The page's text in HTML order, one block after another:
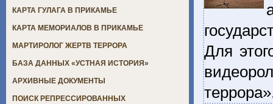
Для
КАРТА ГУЛАГА В ПРИКАМЬЕ
КАРТА МЕМОРИАЛОВ В ПРИКАМЬЕ
МАРТИРОЛОГ ЖЕРТВ ТЕРРОРА
БАЗА ДАННЫХ «УСТНАЯ ИСТОРИЯ»
АРХИВНЫЕ ДОКУМЕНТЫ
ПОИСК РЕПРЕССИРОВАННЫХ